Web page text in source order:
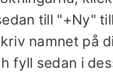
till "+Ny"
namnet på
fyll sedan i